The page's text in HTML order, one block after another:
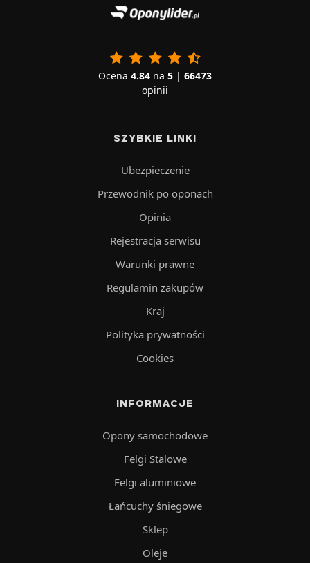
Ocena 4.84 na 5 | 66473
opinii
SZYBKIE LINKI
Ubezpieczenie
Przewodnik po oponach
Opinia
Rejestracja serwisu
Warunki prawne
Regulamin zakupów
Kraj
Polityka prywatności
Cookies
INFORMACJE
Opony samochodowe
Felgi Stalowe
Felgi aluminiowe
Łańcuchy śniegowe
Sklep
Oleje